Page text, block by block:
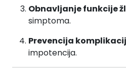
Obnavljanje funkcije
simptoma.
Prevencija
impotencija.